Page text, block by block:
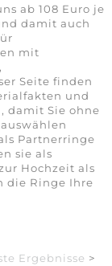
ab 108 Euro je
damit auch
mit
Seite finden
und
damit Sie ohne
Partnerringe
sie als
Hochzeit als
die Ringe Ihre
Ergebnisse >